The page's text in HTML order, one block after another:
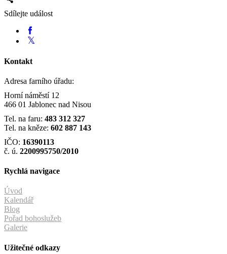
Sdílejte událost
Kontakt
Adresa farního úřadu:
Horní náměstí 12
466 01 Jablonec nad Nisou
Tel. na faru: 483 312 327
Tel. na kněze: 602 887 143
IČO: 16390113
č. ú. 2200995750/2010
Rychlá navigace
Úvod
Kalendář
Blog
Pořad bohoslužeb
Galerie
Užitečné odkazy